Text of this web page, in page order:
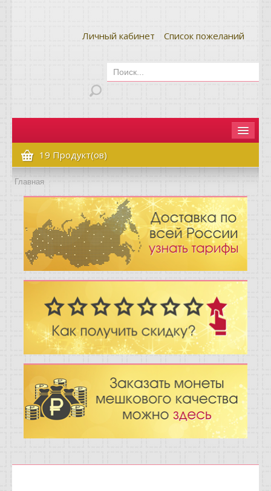
Личный кабинет Список пожеланий
Главная
Как сделать заказ
Оплата и доставка
Контакты
Вопрос-ответ
Отзывы
Новости
Статьи
19 Продукт(ов)
Главная